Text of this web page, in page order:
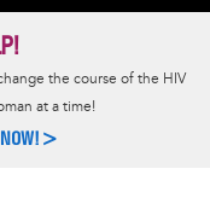
the course of the HIV
at a time!
NOW!>